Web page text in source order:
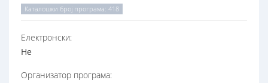
Каталошки број програма: 418
Електронски:
Не
Организатор програма: